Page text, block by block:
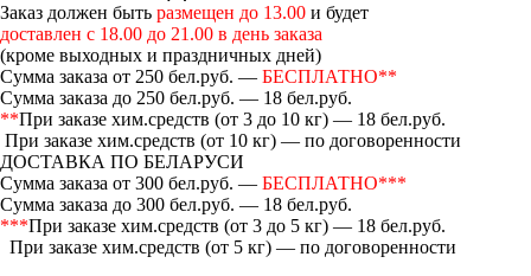
Заказ должен быть размещен до 13.00 и будет
доставлен с 18.00 до 21.00 в день заказа
(кроме выходных и праздничных дней)
Сумма заказа от 250 бел.руб. — БЕСПЛАТНО**
Сумма заказа до 250 бел.руб. — 18 бел.руб.
**При заказе хим.средств (от 3 до 10 кг) — 18 бел.руб.
При заказе хим.средств (от 10 кг) — по договоренности
ДОСТАВКА ПО БЕЛАРУСИ
Сумма заказа от 300 бел.руб. — БЕСПЛАТНО***
Сумма заказа до 300 бел.руб. — 18 бел.руб.
***При заказе хим.средств (от 3 до 5 кг) — 18 бел.руб.
При заказе хим.средств (от 5 кг) — по договоренности